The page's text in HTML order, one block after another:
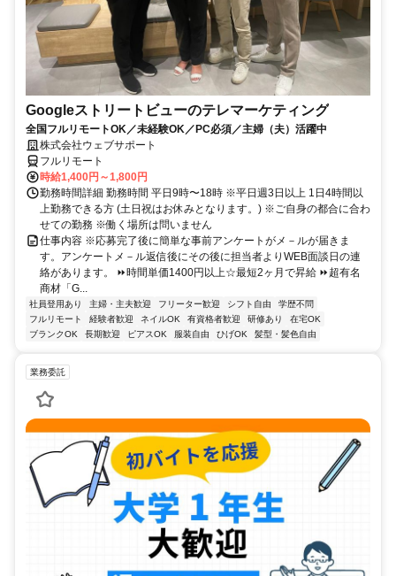
Googleストリートビューのテレマーケティング
全国フルリモートOK／未経験OK／PC必須／主婦（夫）活躍中
株式会社ウェブサポート
フルリモート
時給1,400円～1,800円
勤務時間詳細 勤務時間 平日9時〜18時 ※平日週3日以上 1日4時間以
上勤務できる方 (土日祝はお休みとなります。) ※ご自身の都合に合わ
せての勤務 ※働く場所は問いません
仕事内容 ※応募完了後に簡単な事前アンケートがメ－ルが届きま
す。アンケートメ－ル返信後にその後に担当者よりWEB面談日の連
絡があります。 ⏩時間単価1400円以上☆最短2ヶ月で昇給 ⏩超有名
商材「G...
社員登用あり 主婦・主夫歓迎 フリーター歓迎 シフト自由
学歴不問
フルリモート
経験者歓迎 ネイルOK 有資格者歓迎 研修あり
在宅OK
ブランクOK
長期歓迎 ピアスOK 服装自由 ひげOK 髪型・髪色自由
業務委託